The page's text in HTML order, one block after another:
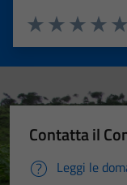
Valuta 3
Valuta 2
Valuta 1 stelle su
Contatta il
Leggi le